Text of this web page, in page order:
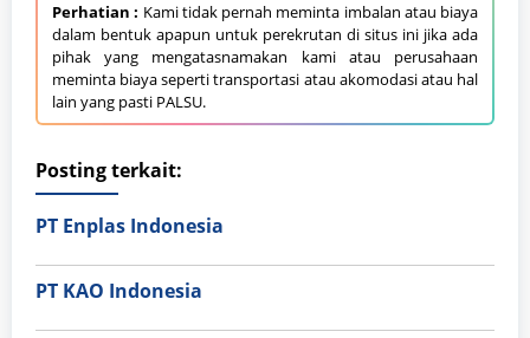
Perhatian : Kami tidak pernah meminta imbalan atau biaya
dalam bentuk apapun untuk perekrutan di situs ini jika ada
pihak yang mengatasnamakan kami atau perusahaan
meminta biaya seperti transportasi atau akomodasi atau hal
lain yang pasti PALSU.
Posting terkait:
PT Enplas Indonesia
PT KAO Indonesia